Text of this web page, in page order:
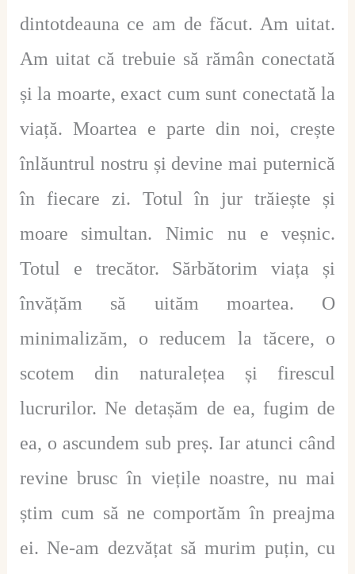
dintotdeauna ce am de făcut. Am uitat.
Am uitat că trebuie să rămân conectată
și la moarte, exact cum sunt conectată la
viață. Moartea e parte din noi, crește
înlăuntrul nostru și devine mai puternică
în fiecare zi. Totul în jur trăiește și
moare simultan. Nimic nu e veșnic.
Totul e trecător. Sărbătorim viața și
învățăm să uităm moartea. O
minimalizăm, o reducem la tăcere, o
scotem din naturalețea și firescul
lucrurilor. Ne detașăm de ea, fugim de
ea, o ascundem sub preș. Iar atunci când
revine brusc în viețile noastre, nu mai
știm cum să ne comportăm în preajma
ei. Ne-am dezvățat să murim puțin, cu